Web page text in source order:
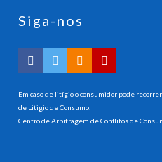
Siga-nos
Em caso de litígio o consumidor pode
de Litigio de Consumo:
Centro de Arbitragem de Conflitos de